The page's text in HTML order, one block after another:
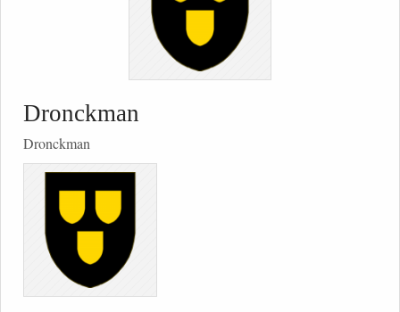
Dronckman
Dronckman